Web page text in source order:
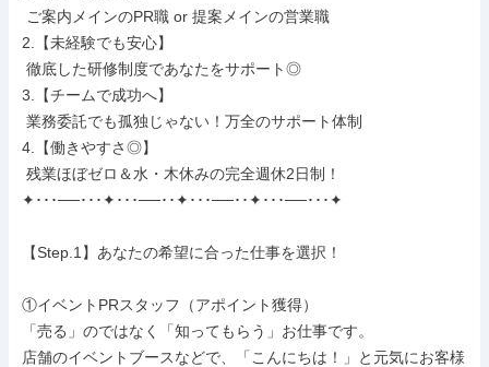
2.【未経験でも安心】
3.【チームで成功へ】
4.【働きやすさ◎】
✦･･･──･･･✦･･･──･･✦･･･──･･✦･･･──･･･✦
【Step.1】あなたの希望に合った仕事を選択！
①イベントPRスタッフ（アポイント獲得）
「売る」のではなく「知ってもらう」お仕事です。
店舗のイベントブースなどで、「こんにちは！」と元気にお客様